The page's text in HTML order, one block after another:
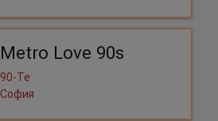
Metro Love 90s
90-Те
София